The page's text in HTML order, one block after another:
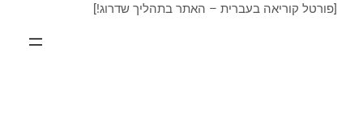
[פורטל קוריאה בעברית – האתר בתהליך שדרוג!]